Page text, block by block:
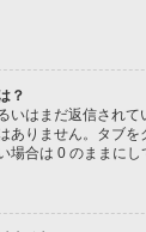
？
いはまだ返信され
ありません。タブ
場合は 0 のままに